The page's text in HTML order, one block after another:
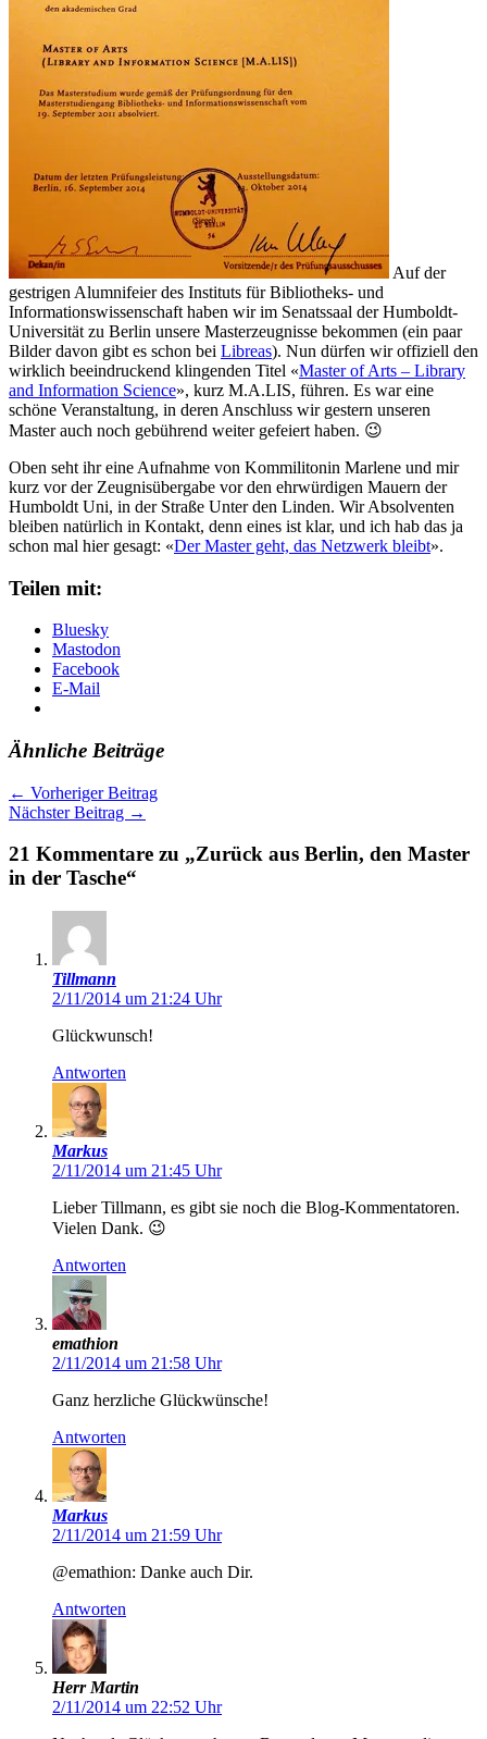
Auf der
gestrigen Alumnifeier des Instituts für Bibliotheks- und
Informationswissenschaft haben wir im Senatssaal der Humboldt-
Universität zu Berlin unsere Masterzeugnisse bekommen (ein paar
Bilder davon gibt es schon bei Libreas). Nun dürfen wir offiziell den
wirklich beeindruckend klingenden Titel «Master of Arts – Library
and Information Science», kurz M.A.LIS, führen. Es war eine
schöne Veranstaltung, in deren Anschluss wir gestern unseren
Master auch noch gebührend weiter gefeiert haben. 😉
Oben seht ihr eine Aufnahme von Kommilitonin Marlene und mir
kurz vor der Zeugnisübergabe vor den ehrwürdigen Mauern der
Humboldt Uni, in der Straße Unter den Linden. Wir Absolventen
bleiben natürlich in Kontakt, denn eines ist klar, und ich hab das ja
schon mal hier gesagt: «Der Master geht, das Netzwerk bleibt».
Teilen mit:
Bluesky
Mastodon
Facebook
E-Mail
Ähnliche Beiträge
← Vorheriger Beitrag
Nächster Beitrag →
21 Kommentare zu „Zurück aus Berlin, den Master
in der Tasche“
Tillmann
2/11/2014 um 21:24 Uhr
Glückwunsch!
Antworten
Markus
2/11/2014 um 21:45 Uhr
Lieber Tillmann, es gibt sie noch die Blog-Kommentatoren.
Vielen Dank. 😉
Antworten
emathion
2/11/2014 um 21:58 Uhr
Ganz herzliche Glückwünsche!
Antworten
Markus
2/11/2014 um 21:59 Uhr
@emathion: Danke auch Dir.
Antworten
Herr Martin
2/11/2014 um 22:52 Uhr